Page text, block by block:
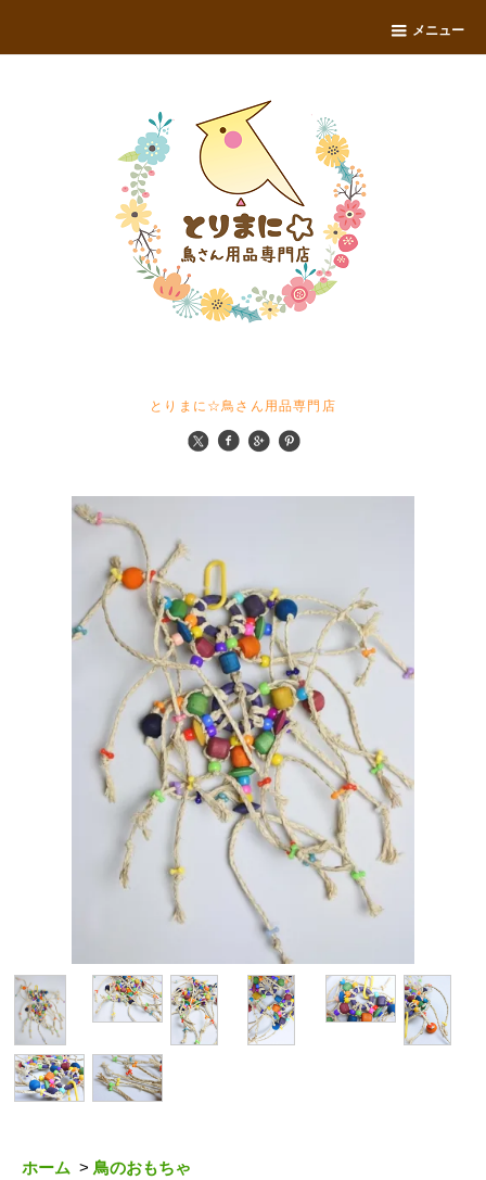
メニュー
とりまに☆鳥さん用品専門店
ホーム > 鳥のおもちゃ